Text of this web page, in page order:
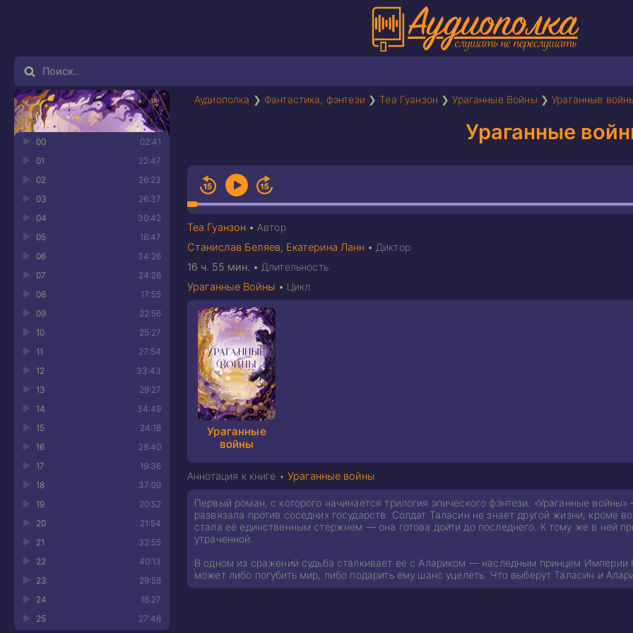
Аудиополка ❯ Фантастика, фэнтези ❯ Теа Гуанзон ❯Ураганные Войны ❯Ураганные
Ураганные
Теа Гуанзон • Автор
Станислав Беляев, Екатерина Ланн • Диктор
16 ч. 55 мин. • Длительность
02:41
00
22:47
01
26:23
02
26:37
03
30:42
04
16:47
05
34:26
06
24:26
07
17:55
08
22:56
09
25:27
10
27:54
11
33:43
12
29:27
13
34:49
14
24:18
15
28:40
16
19:36
17
37:09
18
20:52
19
21:54
20
32:55
21
40:13
22
29:58
23
18:27
24
27:46
25
Ураганные Войны • Цикл
Ураганные
войны
Аннотация к книге • Ураганные войны
Первый роман, с которого начинается трилогия эпического фэнтези. «Ураганные
развязала против соседних государств. Солдат Таласин не знает другой жизни, кроме
стала её единственным стержнем — она готова дойти до последнего. К тому же в ней
утраченной.
В одном из сражений судьба сталкивает её с Алариком — наследным принцем
может либо погубить мир, либо подарить ему шанс уцелеть. Что выберут Таласин и